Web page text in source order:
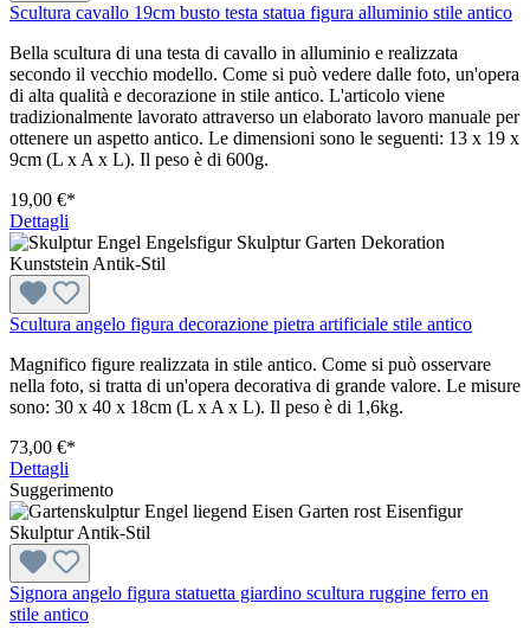
Scultura cavallo 19cm busto testa statua figura alluminio stile antico
Bella scultura di una testa di cavallo in alluminio e realizzata
secondo il vecchio modello. Come si può vedere dalle foto, un'opera
di alta qualità e decorazione in stile antico. L'articolo viene
tradizionalmente lavorato attraverso un elaborato lavoro manuale per
ottenere un aspetto antico. Le dimensioni sono le seguenti: 13 x 19 x
9cm (L x A x L). Il peso è di 600g.
19,00 €*
Dettagli
Scultura angelo figura decorazione pietra artificiale stile antico
Magnifico figure realizzata in stile antico. Come si può osservare
nella foto, si tratta di un'opera decorativa di grande valore. Le misure
sono: 30 x 40 x 18cm (L x A x L). Il peso è di 1,6kg.
73,00 €*
Dettagli
Suggerimento
Signora angelo figura statuetta giardino scultura ruggine ferro en
stile antico